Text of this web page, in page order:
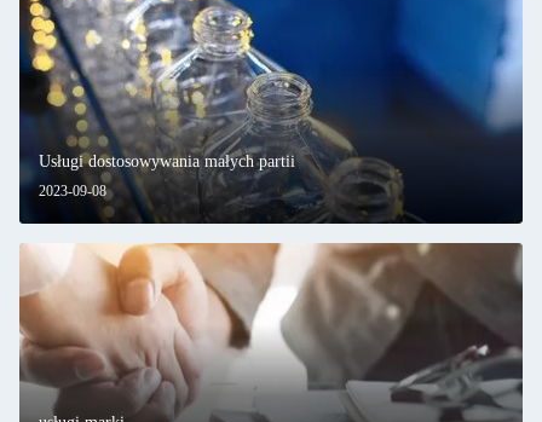
2023-09-08
Usługi dostosowywania małych partii